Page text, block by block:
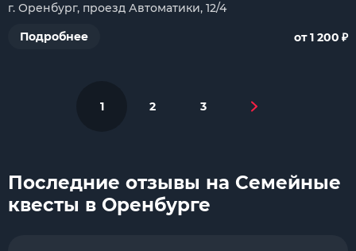
г. Оренбург, проезд Автоматики, 12/4
Подробнее
от 1 200 ₽
1 2 3
Последние отзывы на Семейные
квесты в Оренбурге